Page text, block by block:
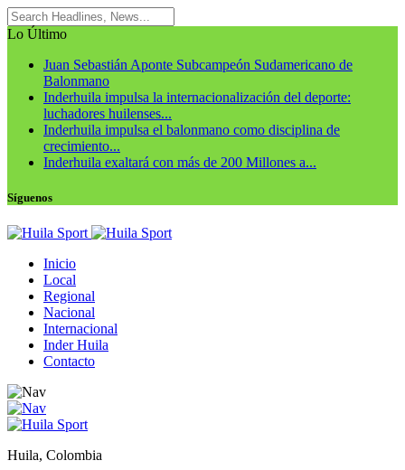
Lo Último
Juan Sebastián Aponte Subcampeón Sudamericano de
Balonmano
Inderhuila impulsa la internacionalización del deporte:
luchadores huilenses...
Inderhuila impulsa el balonmano como disciplina de
crecimiento...
Inderhuila exaltará con más de 200 Millones a...
Síguenos
Inicio
Local
Regional
Nacional
Internacional
Inder Huila
Contacto
Huila, Colombia